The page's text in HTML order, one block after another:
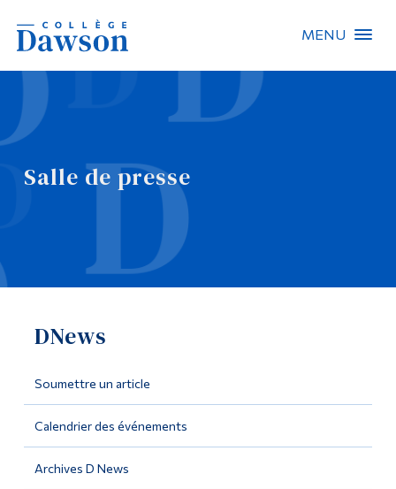
MENU
Salle de presse
DNews
Soumettre un article
Calendrier des événements
Archives D News
Recherche sur le site
Recherche de personnes
EN
Omnivox
Outils